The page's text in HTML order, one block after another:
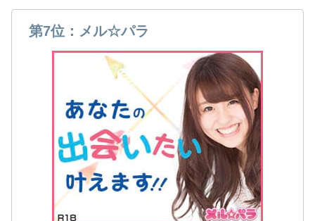
第7位：メル☆パラ